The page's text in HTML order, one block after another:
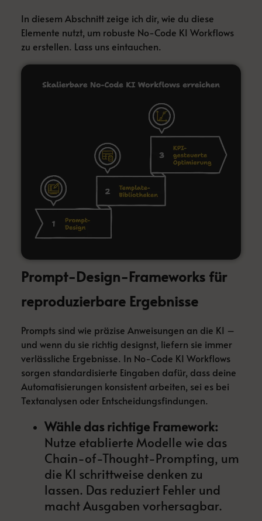
In diesem Abschnitt zeige ich dir, wie du diese
Elemente nutzt, um robuste No-Code KI Workflows
zu erstellen. Lass uns eintauchen.
Prompt-Design-Frameworks für
reproduzierbare Ergebnisse
Prompts sind wie präzise Anweisungen an die KI –
und wenn du sie richtig designst, liefern sie immer
verlässliche Ergebnisse. In No-Code KI Workflows
sorgen standardisierte Eingaben dafür, dass deine
Automatisierungen konsistent arbeiten, sei es bei
Textanalysen oder Entscheidungsfindungen.
Wähle das richtige Framework:
Nutze etablierte Modelle wie das
Chain-of-Thought-Prompting, um
die KI schrittweise denken zu
lassen. Das reduziert Fehler und
macht Ausgaben vorhersagbar.